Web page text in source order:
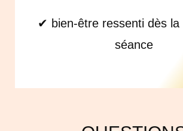
✔ bien-être ressenti dès la
séance